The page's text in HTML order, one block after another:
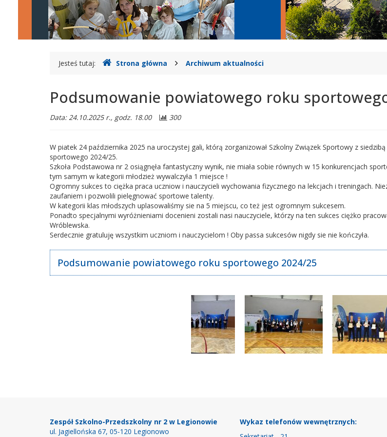
Legionowie
Gdzie
Jesteś tutaj: Strona główna Archiwum aktualności
Podsumowanie powiatowego roku
Data: 24.10.2025 r., godz. 18.00 300
W piatek 24 października 2025 na uroczystej gali, którą zorganizował Szkolny Związek Sportowy z
sportowego 2024/25.
Szkoła Podstawowa nr 2 osiągnęła fantastyczny wynik, nie miała sobie równych w 15 konkurencjach
tym samym w kategorii młodzież wywalczyła 1 miejsce !
Ogromny sukces to ciężka praca uczniow i nauczycieli wychowania fizycznego na lekcjach i treningach.
zaufaniem i pozwolili pielęgnować sportowe talenty.
W kategorii klas młodszych uplasowaliśmy sie na 5 miejscu, co też jest ogromnym sukcesem.
Ponadto specjalnymi wyróżnieniami docenieni zostali nasi nauczyciele, którzy na ten sukces ciężko
Wróblewska.
Serdecznie gratuluję wszystkim uczniom i nauczycielom ! Oby passa sukcesów nigdy sie nie kończyła.
Podsumowanie powiatowego roku sportowego 2024/25
Zespół Szkolno-Przedszkolny nr 2 w Legionowie
ul. Jagiellońska 67, 05-120 Legionowo
Wykaz telefonów wewnętrznych: